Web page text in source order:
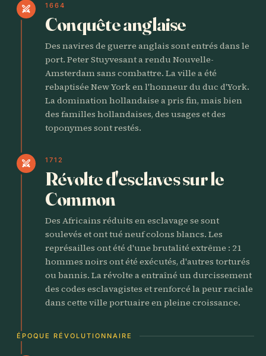
swords 1664
Conquête anglaise
Des navires de guerre anglais sont entrés dans le
port. Peter Stuyvesant a rendu Nouvelle-
Amsterdam sans combattre. La ville a été
rebaptisée New York en l'honneur du duc d'York.
La domination hollandaise a pris fin, mais bien
des familles hollandaises, des usages et des
toponymes sont restés.
swords 1712
Révolte d'esclaves sur le
Common
Des Africains réduits en esclavage se sont
soulevés et ont tué neuf colons blancs. Les
représailles ont été d'une brutalité extrême : 21
hommes noirs ont été exécutés, d'autres torturés
ou bannis. La révolte a entraîné un durcissement
des codes esclavagistes et renforcé la peur raciale
dans cette ville portuaire en pleine croissance.
ÉPOQUE RÉVOLUTIONNAIRE